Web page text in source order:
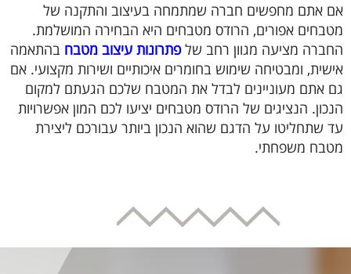
אם אתם מחפשים חברה שמתמחה בעיצוב והתקנה של
מטבחים אפורים, הרודס מטבחים היא הבחירה המושלמת.
החברה מציעה מגוון רחב שלפתרונות עיצוב מטבח בהתאמה
אישית, ומבטיחה שימוש בחומרים איכותיים ושירות מקצועי. אם
גם אתם מעוניינים לבדל את המטבח שלכם הגעתם למקום
הנכון. הנציגים של הרודס מטבחים יציעו לכם המון אפשרויות
עד שתחליטו על הדגם שהוא הנכון ביותר עבורכם ליצירת
מטבח משפחתי.